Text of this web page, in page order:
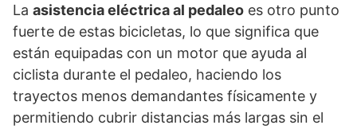
La asistencia eléctrica al pedaleo es otro punto
fuerte de estas bicicletas, lo que significa que
están equipadas con un motor que ayuda al
ciclista durante el pedaleo, haciendo los
trayectos menos demandantes físicamente y
permitiendo cubrir distancias más largas sin el